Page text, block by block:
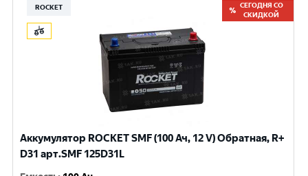
ROCKET
СЕГОДНЯ СО
СКИДКОЙ
Аккумулятор ROCKET SMF (100 Ач, 12 V) Обратная, R+
D31 арт.SMF 125D31L